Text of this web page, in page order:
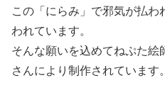
この「にらみ」で邪気が払
われています。
そんな願いを込めてねぷた絵
さんにより制作されています。